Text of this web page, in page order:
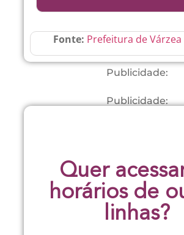
Fonte: Prefeitura de
Publicidade:
Publicidade:
Quer
horários de
linhas?